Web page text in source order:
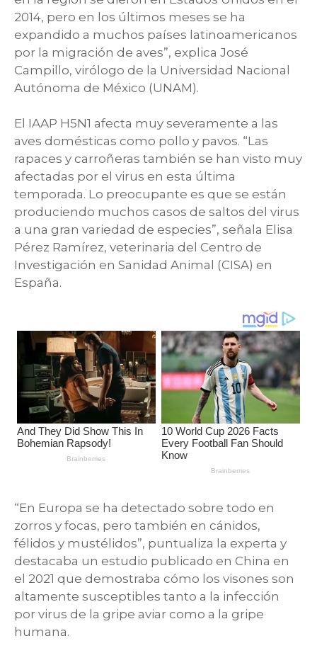
2014, pero en los últimos meses se ha
expandido a muchos países latinoamericanos
por la migración de aves”, explica José
Campillo, virólogo de la Universidad Nacional
Autónoma de México (UNAM).
El IAAP H5N1 afecta muy severamente a las
aves domésticas como pollo y pavos. “Las
rapaces y carroñeras también se han visto muy
afectadas por el virus en esta última
temporada. Lo preocupante es que se están
produciendo muchos casos de saltos del virus
a una gran variedad de especies”, señala Elisa
Pérez Ramírez, veterinaria del Centro de
Investigación en Sanidad Animal (CISA) en
España.
“En Europa se ha detectado sobre todo en
zorros y focas, pero también en cánidos,
félidos y mustélidos”, puntualiza la experta y
destacaba un estudio publicado en China en
el 2021 que demostraba cómo los visones son
altamente susceptibles tanto a la infección
por virus de la gripe aviar como a la gripe
humana.